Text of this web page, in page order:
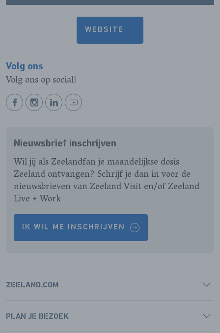
WEBSITE
Volg ons
Volg ons op social!
BEKIJK
PAGINA
BEKIJK
PAGINA
BEKIJK
PAGINA
BEKIJK
PAGINA
Nieuwsbrief inschrijven
Wil jij als Zeelandfan je maandelijkse dosis
Zeeland ontvangen? Schrijf je dan in voor de
nieuwsbrieven van Zeeland Visit en/of Zeeland
Live + Work
IK WIL ME INSCHRIJVEN
ZEELAND.COM
PLAN JE BEZOEK